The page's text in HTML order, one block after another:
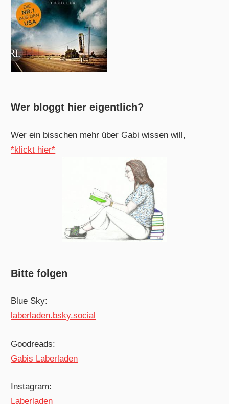
Wer bloggt hier eigentlich?
Wer ein bisschen mehr über Gabi wissen will,
*klickt hier*
Bitte folgen
Blue Sky:
laberladen.bsky.social
Goodreads:
Gabis Laberladen
Instagram:
Laberladen